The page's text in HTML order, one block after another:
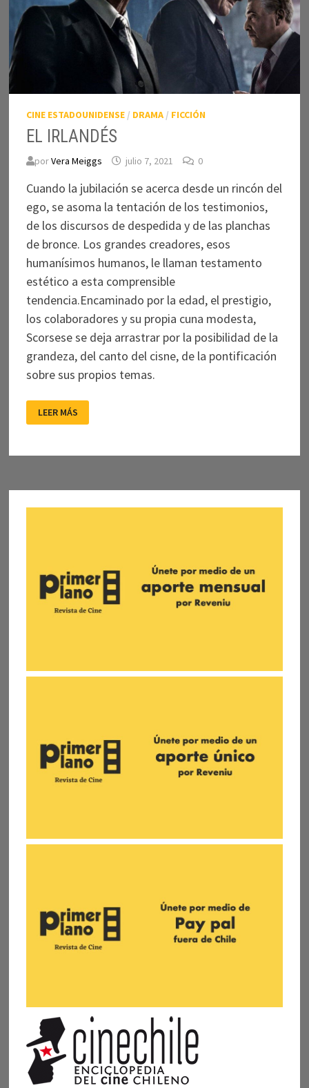
CINE ESTADOUNIDENSE/ DRAMA/ FICCIÓN
EL IRLANDÉS
porVera Meiggs julio 7, 2021 0
Cuando la jubilación se acerca desde un rincón del
ego, se asoma la tentación de los testimonios,
de los discursos de despedida y de las planchas
de bronce. Los grandes creadores, esos
humanísimos humanos, le llaman testamento
estético a esta comprensible
tendencia.Encaminado por la edad, el prestigio,
los colaboradores y su propia cuna modesta,
Scorsese se deja arrastrar por la posibilidad de la
grandeza, del canto del cisne, de la pontificación
sobre sus propios temas.
IRLANDÉS
LEER MÁS